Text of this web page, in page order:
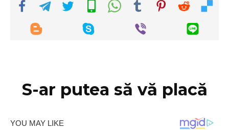
S-ar putea să vă placă